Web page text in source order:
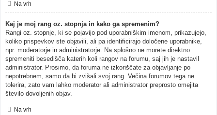
Na vrh
Kaj je moj rang oz. stopnja in kako ga spremenim?
Rangi oz. stopnje, ki se pojavijo pod uporabniškim imenom, prikazujejo,
koliko prispevkov ste objavili, ali pa identificirajo določene uporabnike,
npr. moderatorje in administratorje. Na splošno ne morete direktno
spremeniti besedišča katerih koli rangov na forumu, saj jih je nastavil
administrator. Prosimo, da foruma ne izkoriščate za objavljanje po
nepotrebnem, samo da bi zvišali svoj rang. Večina forumov tega ne
tolerira, zato vam lahko moderator ali administrator preprosto omejita
število dovoljenih objav.
Na vrh